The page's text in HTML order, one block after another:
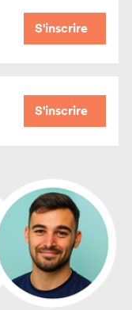
S'inscrire
S'inscrire